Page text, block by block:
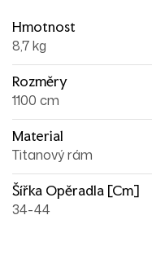
Hmotnost
8,7 kg
Rozměry
1100 cm
Material
Titanový rám
Šířka Opěradla [cm]
34-44